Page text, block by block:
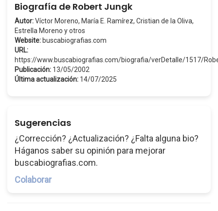
Biografía de Robert Jungk
Autor:Víctor Moreno, María E. Ramírez, Cristian de la Oliva,
Estrella Moreno y otros
Website: buscabiografias.com
URL:
https://www.buscabiografias.com/biografia/verDetalle/1517/
Publicación: 13/05/2002
Última actualización: 14/07/2025
Sugerencias
¿Corrección? ¿Actualización? ¿Falta alguna bio?
Háganos saber su opinión para mejorar
buscabiografias.com.
Colaborar